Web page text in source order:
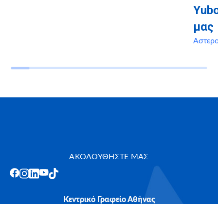
μας
ΑΚΟΛΟΥΘΗΣΤΕ ΜΑΣ
Κεντρικό Γραφείο Αθήνας